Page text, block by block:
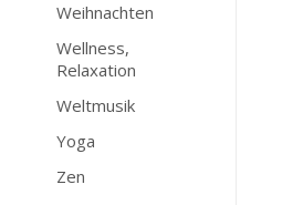
Weihnachten
Wellness,
Relaxation
Weltmusik
Yoga
Zen